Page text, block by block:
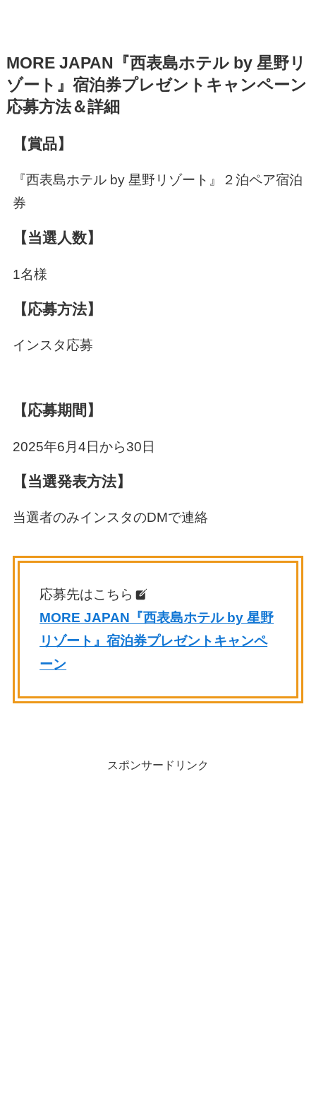
MORE JAPAN『西表島ホテル by 星野リ
ゾート』宿泊券プレゼントキャンペーン
応募方法＆詳細
【賞品】
『西表島ホテル by 星野リゾート』２泊ペア宿泊
券
【当選人数】
1名様
【応募方法】
インスタ応募
【応募期間】
2025年6月4日から30日
【当選発表方法】
当選者のみインスタのDMで連絡
応募先はこちら
MORE JAPAN『西表島ホテル by 星野
リゾート』宿泊券プレゼントキャンペ
ーン
スポンサードリンク